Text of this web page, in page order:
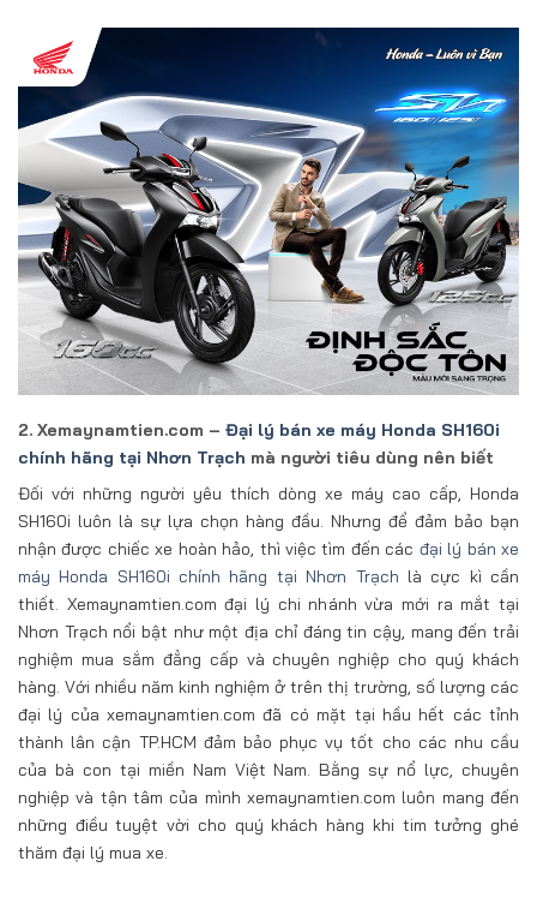
2. Xemaynamtien.com – Đại lý bán xe máy Honda SH160i
chính hãng tại Nhơn Trạch mà người tiêu dùng nên biết
Đối với những người yêu thích dòng xe máy cao cấp, Honda
SH160i luôn là sự lựa chọn hàng đầu. Nhưng để đảm bảo bạn
nhận được chiếc xe hoàn hảo, thì việc tìm đến các đại lý bán xe
máy Honda SH160i chính hãng tại Nhơn Trạch là cực kì cần
thiết. Xemaynamtien.com đại lý chi nhánh vừa mới ra mắt tại
Nhơn Trạch nổi bật như một địa chỉ đáng tin cậy, mang đến trải
nghiệm mua sắm đẳng cấp và chuyên nghiệp cho quý khách
hàng. Với nhiều năm kinh nghiệm ở trên thị trường, số lượng các
đại lý của xemaynamtien.com đã có mặt tại hầu hết các tỉnh
thành lân cận TP.HCM đảm bảo phục vụ tốt cho các nhu cầu
của bà con tại miền Nam Việt Nam. Bằng sự nổ lực, chuyên
nghiệp và tận tâm của mình xemaynamtien.com luôn mang đến
những điều tuyệt vời cho quý khách hàng khi tim tưởng ghé
thăm đại lý mua xe.